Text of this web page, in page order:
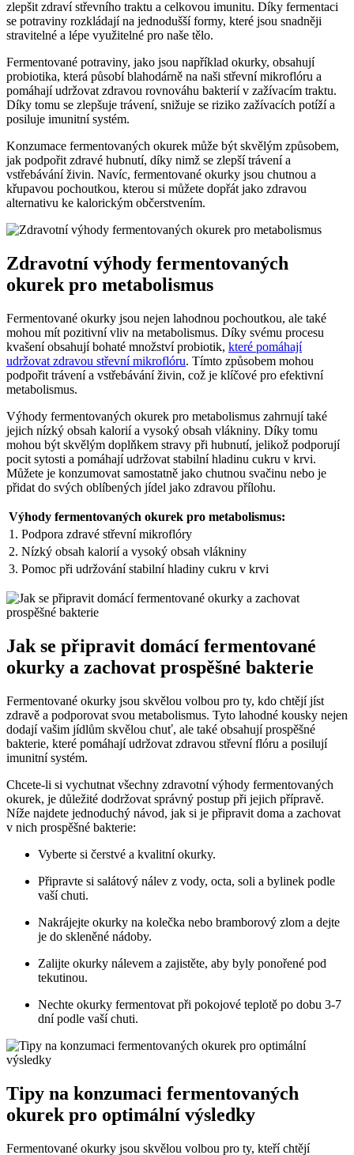
zlepšit zdraví střevního traktu a celkovou imunitu. Díky fermentaci
se potraviny rozkládají na jednodušší formy, které jsou snadněji
stravitelné a lépe využitelné pro naše tělo.
Fermentované potraviny, jako jsou například okurky, obsahují
probiotika, která působí blahodárně na naši střevní mikroflóru a
pomáhají udržovat zdravou rovnováhu bakterií v zažívacím traktu.
Díky tomu se zlepšuje trávení, snižuje se riziko zažívacích potíží a
posiluje imunitní systém.
Konzumace fermentovaných okurek může být skvělým způsobem,
jak podpořit zdravé hubnutí, díky nimž se zlepší trávení a
vstřebávání živin. Navíc, fermentované okurky jsou chutnou a
křupavou pochoutkou, kterou si můžete dopřát jako zdravou
alternativu ke kalorickým občerstvením.
Zdravotní výhody fermentovaných
okurek pro metabolismus
Fermentované okurky jsou nejen lahodnou pochoutkou, ale také
mohou mít pozitivní vliv na metabolismus. Díky svému procesu
kvašení obsahují bohaté množství probiotik, které pomáhají
udržovat zdravou střevní mikroflóru. Tímto způsobem mohou
podpořit trávení a vstřebávání živin, což je klíčové pro efektivní
metabolismus.
Výhody fermentovaných okurek pro metabolismus zahrnují také
jejich nízký obsah kalorií a vysoký obsah vlákniny. Díky tomu
mohou být skvělým doplňkem stravy při hubnutí, jelikož podporují
pocit sytosti a pomáhají udržovat stabilní hladinu cukru v krvi.
Můžete je konzumovat samostatně jako chutnou svačinu nebo je
přidat do svých oblíbených jídel jako zdravou přílohu.
Výhody fermentovaných okurek pro metabolismus:
1. Podpora zdravé střevní mikroflóry
2. Nízký obsah kalorií a vysoký obsah vlákniny
3. Pomoc při udržování stabilní hladiny cukru v krvi
Jak se připravit domácí fermentované
okurky a zachovat prospěšné bakterie
Fermentované okurky jsou skvělou volbou pro ty, kdo chtějí jíst
zdravě a podporovat svou metabolismus. Tyto lahodné kousky nejen
dodají vašim jídlům skvělou chuť, ale také obsahují prospěšné
bakterie, které pomáhají udržovat zdravou střevní flóru a posilují
imunitní systém.
Chcete-li si vychutnat všechny zdravotní výhody fermentovaných
okurek, je důležité dodržovat správný postup při jejich přípravě.
Níže najdete jednoduchý návod, jak si je připravit doma a zachovat
v nich prospěšné bakterie:
Vyberte si čerstvé a kvalitní okurky.
Připravte si salátový nálev z vody, octa, soli a bylinek podle
vaší chuti.
Nakrájejte okurky na kolečka nebo bramborový zlom a dejte
je do skleněné nádoby.
Zalijte okurky nálevem a zajistěte, aby byly ponořené pod
tekutinou.
Nechte okurky fermentovat při pokojové teplotě po dobu 3-7
dní podle vaší chuti.
Tipy na konzumaci fermentovaných
okurek pro optimální výsledky
Fermentované okurky jsou skvělou volbou pro ty, kteří chtějí